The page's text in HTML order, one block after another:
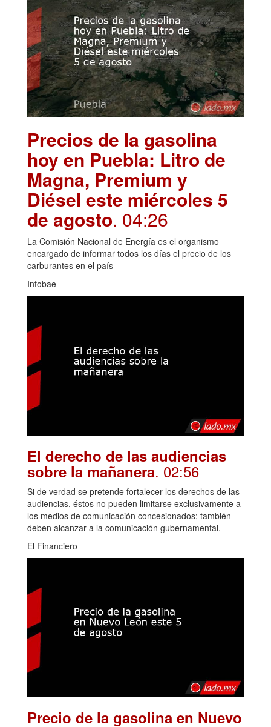
Precios de la gasolina
hoy en Puebla: Litro de
Magna, Premium y
Diésel este miércoles 5
de agosto. 04:26
La Comisión Nacional de Energía es el organismo
encargado de informar todos los días el precio de los
carburantes en el país
Infobae
El derecho de las audiencias
sobre la mañanera. 02:56
Si de verdad se pretende fortalecer los derechos de las
audiencias, éstos no pueden limitarse exclusivamente a
los medios de comunicación concesionados; también
deben alcanzar a la comunicación gubernamental.
El Financiero
Precio de la gasolina en Nuevo